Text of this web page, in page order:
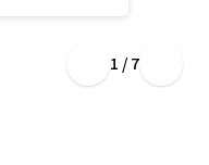
1 / 7